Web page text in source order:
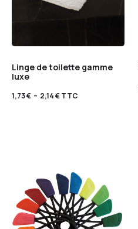
Linge de toilette gamme
luxe
1,73€ – 2,14€TTC